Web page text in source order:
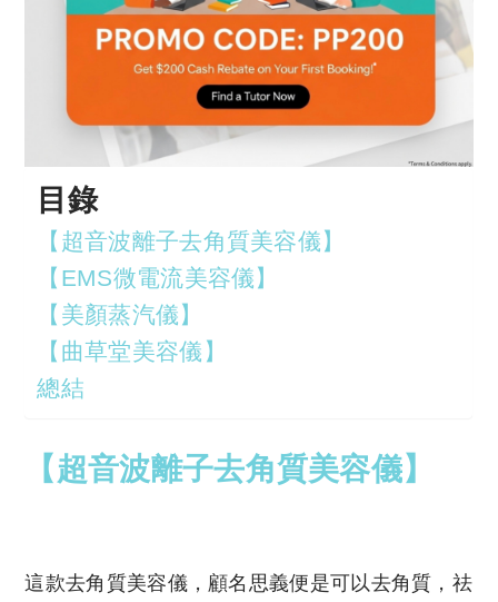
目錄
【超音波離子去角質美容儀】
【EMS微電流美容儀】
【美顏蒸汽儀】
【曲草堂美容儀】
總結
【超音波離子去角質美容儀】
這款去角質美容儀，顧名思義便是可以去角質，祛